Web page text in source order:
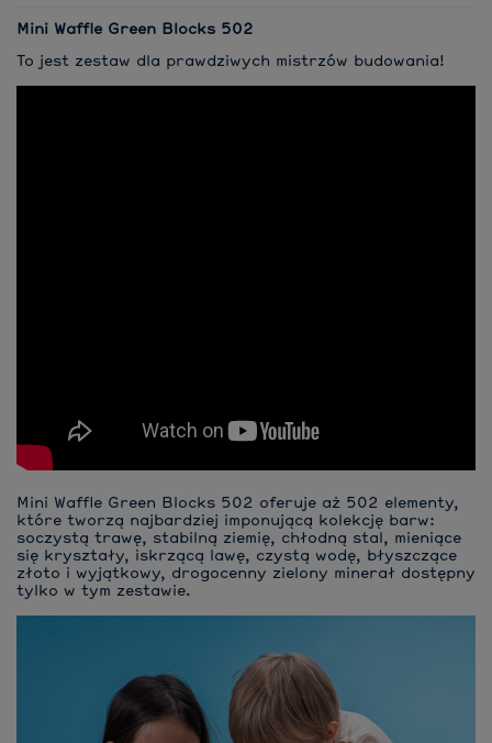
Mini Waffle Green Blocks 502
To jest zestaw dla prawdziwych mistrzów budowania!
Mini Waffle Green Blocks 502 oferuje aż 502 elementy,
które tworzą najbardziej imponującą kolekcję barw:
soczystą trawę, stabilną ziemię, chłodną stal, mieniące
się kryształy, iskrzącą lawę, czystą wodę, błyszczące
złoto i wyjątkowy, drogocenny zielony minerał dostępny
tylko w tym zestawie.